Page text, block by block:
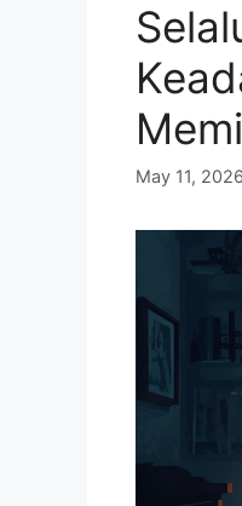
May 11, 2026